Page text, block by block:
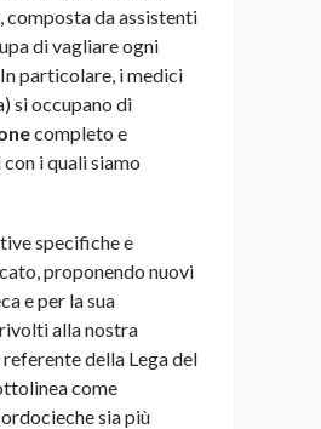
composta da assistenti
di vagliare ogni
particolare, i medici
si occupano di
completo e
i quali siamo
specifiche e
proponendo nuovi
e per la sua
alla nostra
della Lega del
come
sia più